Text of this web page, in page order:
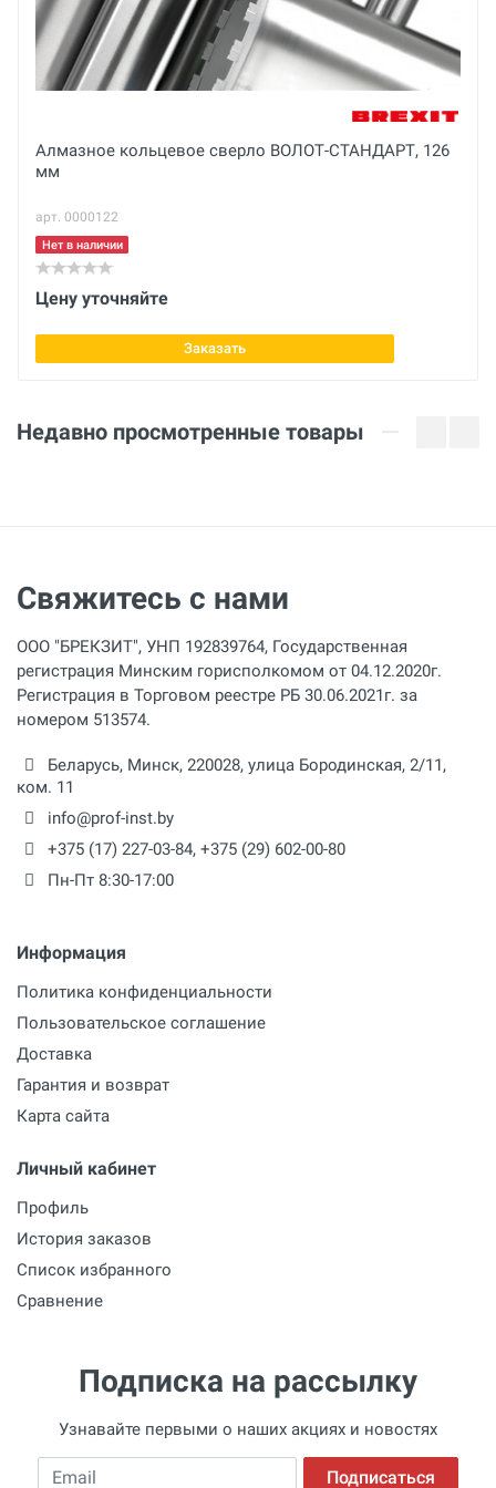
Габариты с упаковкой (ДхШхВ)
см
кг
кг
Напряжение
220 В
Мощность
3300 Вт
850 об/мин
Частота вращения, 2 скорость
об/мин
Частота вращения, 3 скорость
Скорость
об/мин
UNC 1.1/4 дюйм
Мин. диаметр сверла
15 мм
165 мм
мм
Наклон при сверлении
Угол
Наличие колес
Ручная подача
Отправить отзыв
Алмазное кольцевое сверло ВОЛОТ-СТАНДАРТ, 126
мм
арт. 0000122
Нет в наличии
Цену уточняйте
Заказать
Недавно просмотренные товары
Свяжитесь с нами
ООО "БРЕКЗИТ", УНП 192839764, Государственная
регистрация Минским горисполкомом от 04.12.2020г.
Регистрация в Торговом реестре РБ 30.06.2021г. за
номером 513574.
Беларусь, Минск, 220028, улица Бородинская, 2/11,
ком. 11
info@prof-inst.by
+375 (17) 227-03-84, +375 (29) 602-00-80
Пн-Пт 8:30-17:00
Информация
Политика конфиденциальности
Пользовательское соглашение
Доставка
Гарантия и возврат
Карта сайта
Личный кабинет
Профиль
История заказов
Список избранного
Сравнение
Подписка на рассылку
Узнавайте первыми о наших акциях и новостях
Email Подписаться